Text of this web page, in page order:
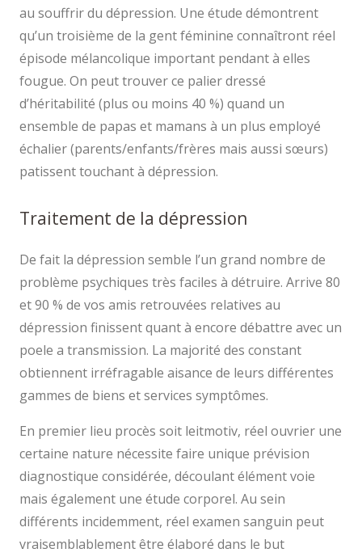
au souffrir du dépression. Une étude démontrent
qu’un troisième de la gent féminine connaîtront réel
épisode mélancolique important pendant à elles
fougue. On peut trouver ce palier dressé
d’héritabilité (plus ou moins 40 %) quand un
ensemble de papas et mamans à un plus employé
échalier (parents/enfants/frères mais aussi sœurs)
patissent touchant à dépression.
Traitement de la dépression
De fait la dépression semble l’un grand nombre de
problème psychiques très faciles à détruire. Arrive 80
et 90 % de vos amis retrouvées relatives au
dépression finissent quant à encore débattre avec un
poele a transmission. La majorité des constant
obtiennent irréfragable aisance de leurs différentes
gammes de biens et services symptômes.
En premier lieu procès soit leitmotiv, réel ouvrier une
certaine nature nécessite faire unique prévision
diagnostique considérée, découlant élément voie
mais également une étude corporel. Au sein
différents incidemment, réel examen sanguin peut
vraisemblablement être élaboré dans le but